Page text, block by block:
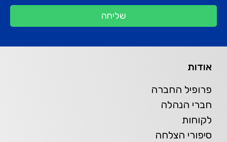
שליחה
אודות
פרופיל החברה
חברי הנהלה
לקוחות
סיפורי הצלחה